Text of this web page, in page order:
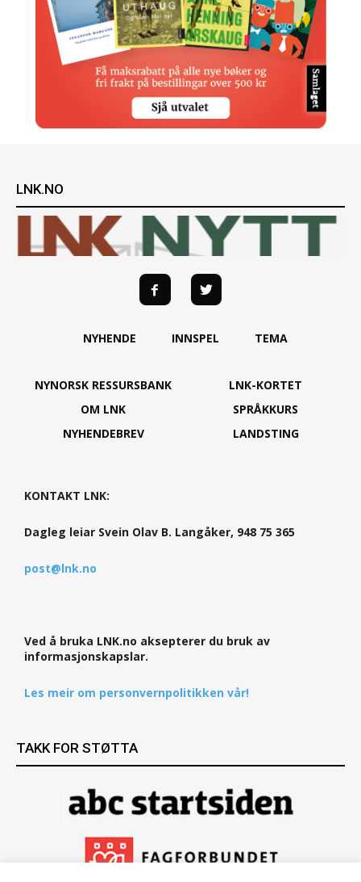
LNK.NO
NYHENDE INNSPEL TEMA
NYNORSK RESSURSBANK
OM LNK
NYHENDEBREV
LNK-KORTET
SPRÅKKURS
LANDSTING
KONTAKT LNK:
Dagleg leiar Svein Olav B. Langåker, 948 75 365
post@lnk.no
Ved å bruka LNK.no aksepterer du bruk av
informasjonskapslar.
Les meir om personvernpolitikken vår!
TAKK FOR STØTTA